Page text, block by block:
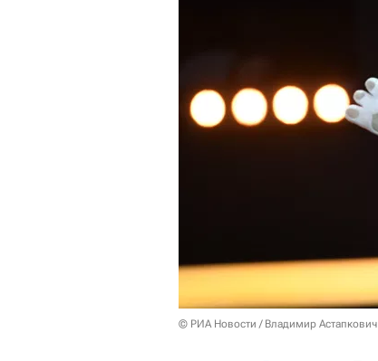
© РИА Новости / Владимир Астапкович